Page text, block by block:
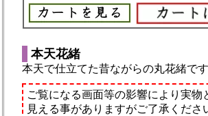
本天花緒
本天で仕立てた昔ながらの丸花緒です
ご覧になる画面等の影響により実物
見える事がありますがご了承くださ